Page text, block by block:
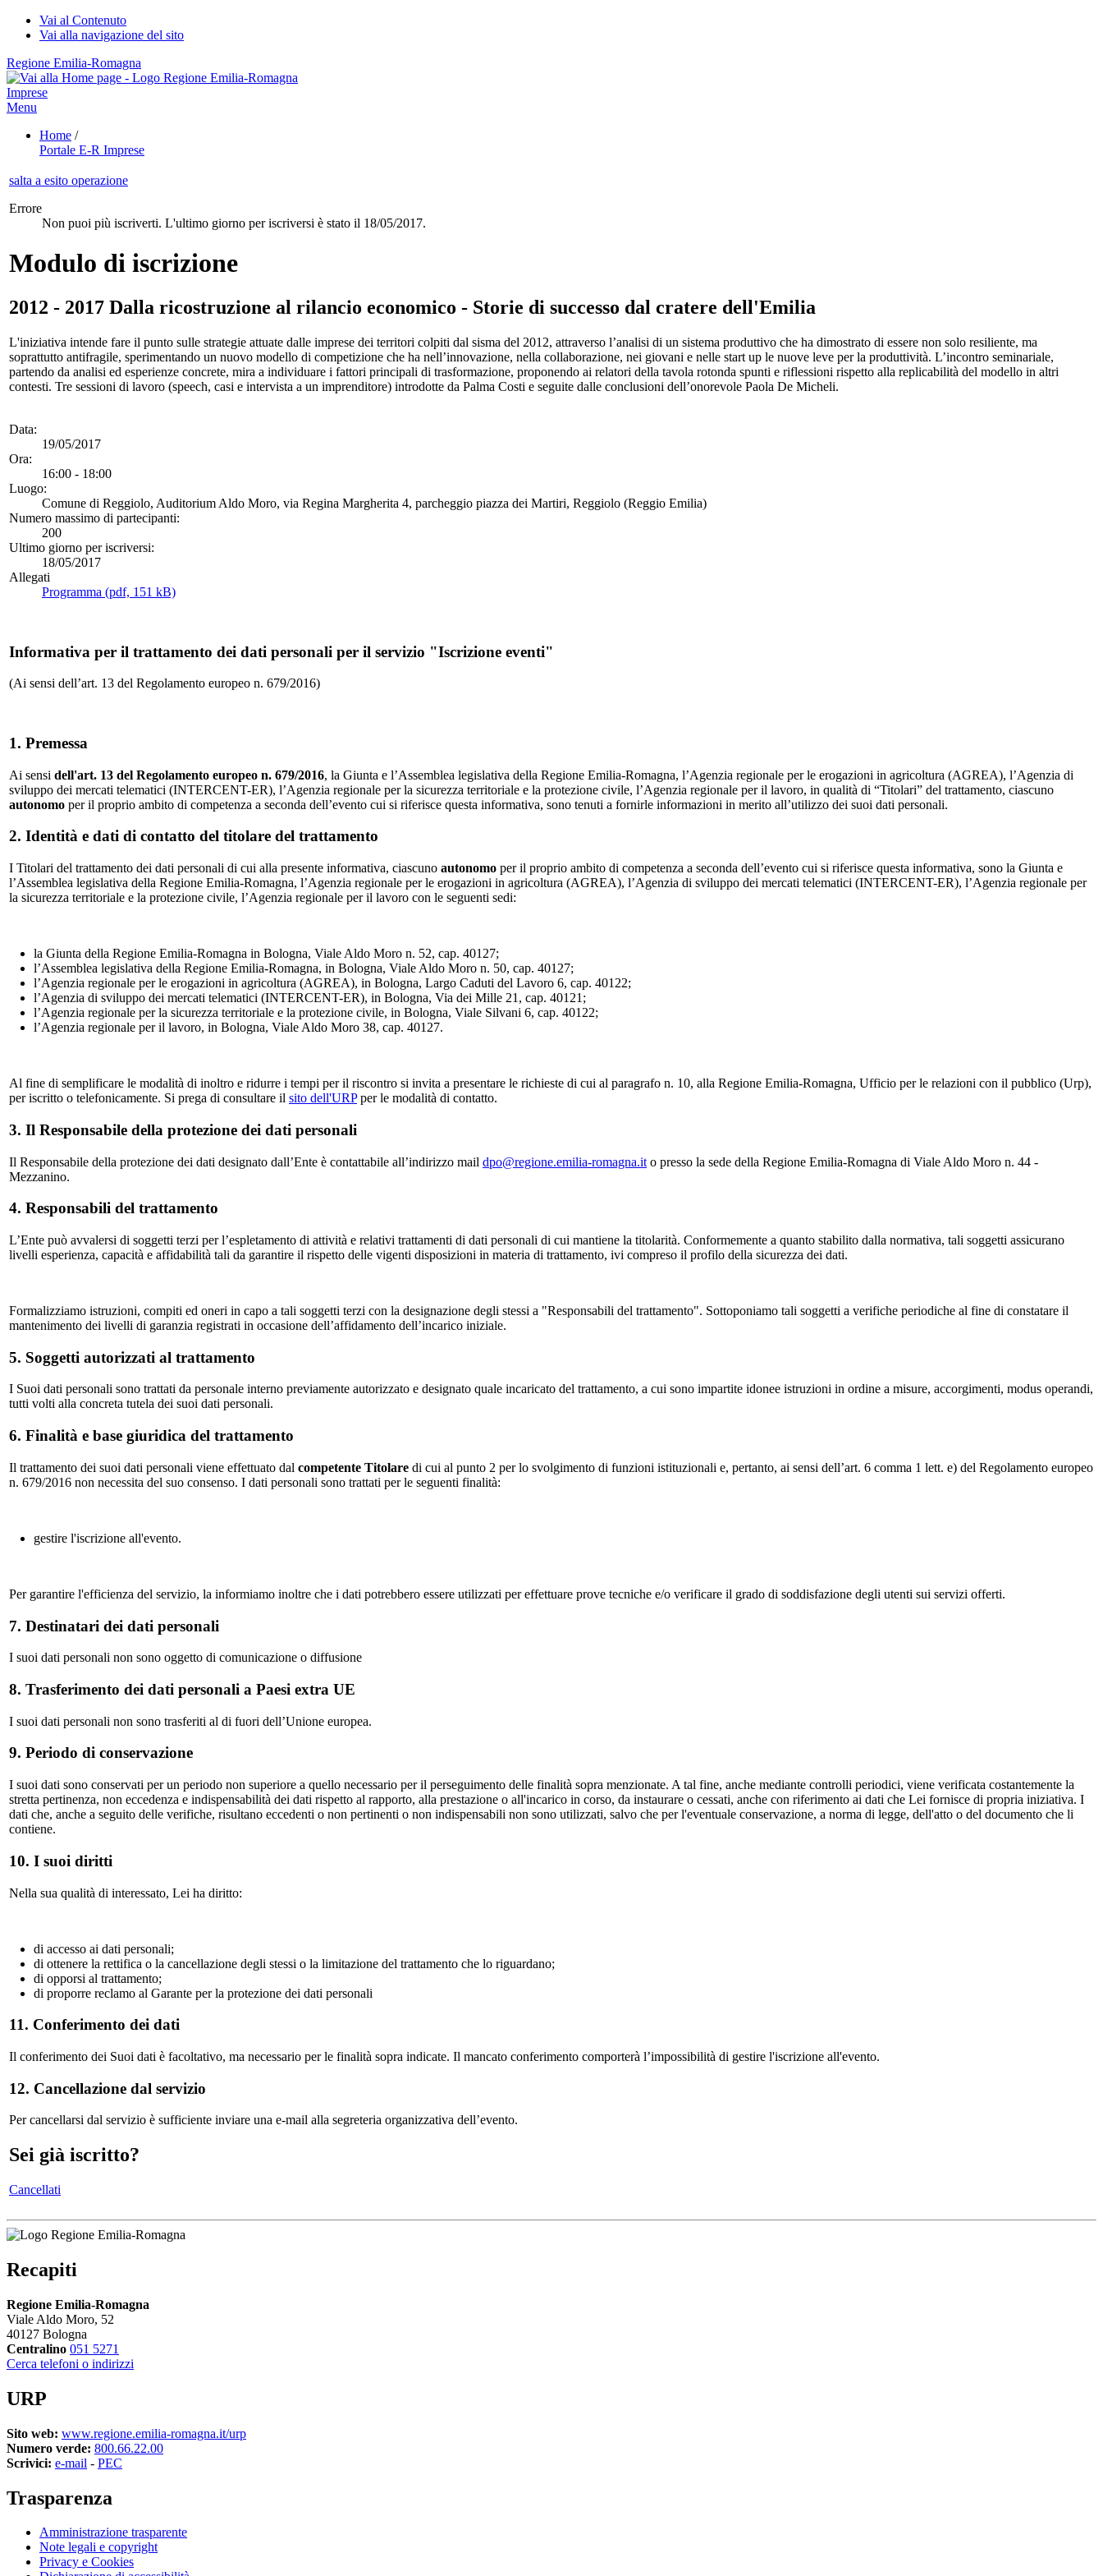
Vai al Contenuto
Vai alla navigazione del sito
Regione Emilia-Romagna
Imprese
Menu
Home /
Portale E-R Imprese
salta a esito operazione
Errore
Non puoi più iscriverti. L'ultimo giorno per iscriversi è stato il 18/05/2017.
Modulo di iscrizione
2012 - 2017 Dalla ricostruzione al rilancio economico - Storie di successo dal cratere dell'Emilia
L'iniziativa intende fare il punto sulle strategie attuate dalle imprese dei territori colpiti dal sisma del 2012, attraverso l’analisi di un sistema produttivo che ha dimostrato di essere non solo resiliente, ma
soprattutto antifragile, sperimentando un nuovo modello di competizione che ha nell’innovazione, nella collaborazione, nei giovani e nelle start up le nuove leve per la produttività. L’incontro seminariale,
partendo da analisi ed esperienze concrete, mira a individuare i fattori principali di trasformazione, proponendo ai relatori della tavola rotonda spunti e riflessioni rispetto alla replicabilità del modello in altri
contesti. Tre sessioni di lavoro (speech, casi e intervista a un imprenditore) introdotte da Palma Costi e seguite dalle conclusioni dell’onorevole Paola De Micheli.
Data:
19/05/2017
Ora:
16:00 - 18:00
Luogo:
Comune di Reggiolo, Auditorium Aldo Moro, via Regina Margherita 4, parcheggio piazza dei Martiri, Reggiolo (Reggio Emilia)
Numero massimo di partecipanti:
200
Ultimo giorno per iscriversi:
18/05/2017
Allegati
Programma (pdf, 151 kB)
Informativa per il trattamento dei dati personali per il servizio "Iscrizione eventi"
(Ai sensi dell’art. 13 del Regolamento europeo n. 679/2016)
1. Premessa
Ai sensi dell'art. 13 del Regolamento europeo n. 679/2016, la Giunta e l’Assemblea legislativa della Regione Emilia-Romagna, l’Agenzia regionale per le erogazioni in agricoltura (AGREA), l’Agenzia di
sviluppo dei mercati telematici (INTERCENT-ER), l’Agenzia regionale per la sicurezza territoriale e la protezione civile, l’Agenzia regionale per il lavoro, in qualità di “Titolari” del trattamento, ciascuno
autonomo per il proprio ambito di competenza a seconda dell’evento cui si riferisce questa informativa, sono tenuti a fornirle informazioni in merito all’utilizzo dei suoi dati personali.
2. Identità e dati di contatto del titolare del trattamento
I Titolari del trattamento dei dati personali di cui alla presente informativa, ciascuno autonomo per il proprio ambito di competenza a seconda dell’evento cui si riferisce questa informativa, sono la Giunta e
l’Assemblea legislativa della Regione Emilia-Romagna, l’Agenzia regionale per le erogazioni in agricoltura (AGREA), l’Agenzia di sviluppo dei mercati telematici (INTERCENT-ER), l’Agenzia regionale per
la sicurezza territoriale e la protezione civile, l’Agenzia regionale per il lavoro con le seguenti sedi:
la Giunta della Regione Emilia-Romagna in Bologna, Viale Aldo Moro n. 52, cap. 40127;
l’Assemblea legislativa della Regione Emilia-Romagna, in Bologna, Viale Aldo Moro n. 50, cap. 40127;
l’Agenzia regionale per le erogazioni in agricoltura (AGREA), in Bologna, Largo Caduti del Lavoro 6, cap. 40122;
l’Agenzia di sviluppo dei mercati telematici (INTERCENT-ER), in Bologna, Via dei Mille 21, cap. 40121;
l’Agenzia regionale per la sicurezza territoriale e la protezione civile, in Bologna, Viale Silvani 6, cap. 40122;
l’Agenzia regionale per il lavoro, in Bologna, Viale Aldo Moro 38, cap. 40127.
Al fine di semplificare le modalità di inoltro e ridurre i tempi per il riscontro si invita a presentare le richieste di cui al paragrafo n. 10, alla Regione Emilia-Romagna, Ufficio per le relazioni con il pubblico (Urp),
per iscritto o telefonicamente. Si prega di consultare il sito dell'URPper le modalità di contatto.
3. Il Responsabile della protezione dei dati personali
Il Responsabile della protezione dei dati designato dall’Ente è contattabile all’indirizzo mail dpo@regione.emilia-romagna.it o presso la sede della Regione Emilia-Romagna di Viale Aldo Moro n. 44 -
Mezzanino.
4. Responsabili del trattamento
L’Ente può avvalersi di soggetti terzi per l’espletamento di attività e relativi trattamenti di dati personali di cui mantiene la titolarità. Conformemente a quanto stabilito dalla normativa, tali soggetti assicurano
livelli esperienza, capacità e affidabilità tali da garantire il rispetto delle vigenti disposizioni in materia di trattamento, ivi compreso il profilo della sicurezza dei dati.
Formalizziamo istruzioni, compiti ed oneri in capo a tali soggetti terzi con la designazione degli stessi a "Responsabili del trattamento". Sottoponiamo tali soggetti a verifiche periodiche al fine di constatare il
mantenimento dei livelli di garanzia registrati in occasione dell’affidamento dell’incarico iniziale.
5. Soggetti autorizzati al trattamento
I Suoi dati personali sono trattati da personale interno previamente autorizzato e designato quale incaricato del trattamento, a cui sono impartite idonee istruzioni in ordine a misure, accorgimenti, modus operandi,
tutti volti alla concreta tutela dei suoi dati personali.
6. Finalità e base giuridica del trattamento
Il trattamento dei suoi dati personali viene effettuato dal competente Titolare di cui al punto 2 per lo svolgimento di funzioni istituzionali e, pertanto, ai sensi dell’art. 6 comma 1 lett. e) del Regolamento europeo
n. 679/2016 non necessita del suo consenso. I dati personali sono trattati per le seguenti finalità:
gestire l'iscrizione all'evento.
Per garantire l'efficienza del servizio, la informiamo inoltre che i dati potrebbero essere utilizzati per effettuare prove tecniche e/o verificare il grado di soddisfazione degli utenti sui servizi offerti.
7. Destinatari dei dati personali
I suoi dati personali non sono oggetto di comunicazione o diffusione
8. Trasferimento dei dati personali a Paesi extra UE
I suoi dati personali non sono trasferiti al di fuori dell’Unione europea.
9. Periodo di conservazione
I suoi dati sono conservati per un periodo non superiore a quello necessario per il perseguimento delle finalità sopra menzionate. A tal fine, anche mediante controlli periodici, viene verificata costantemente la
stretta pertinenza, non eccedenza e indispensabilità dei dati rispetto al rapporto, alla prestazione o all'incarico in corso, da instaurare o cessati, anche con riferimento ai dati che Lei fornisce di propria iniziativa. I
dati che, anche a seguito delle verifiche, risultano eccedenti o non pertinenti o non indispensabili non sono utilizzati, salvo che per l'eventuale conservazione, a norma di legge, dell'atto o del documento che li
contiene.
10. I suoi diritti
Nella sua qualità di interessato, Lei ha diritto:
di accesso ai dati personali;
di ottenere la rettifica o la cancellazione degli stessi o la limitazione del trattamento che lo riguardano;
di opporsi al trattamento;
di proporre reclamo al Garante per la protezione dei dati personali
11. Conferimento dei dati
Il conferimento dei Suoi dati è facoltativo, ma necessario per le finalità sopra indicate. Il mancato conferimento comporterà l’impossibilità di gestire l'iscrizione all'evento.
12. Cancellazione dal servizio
Per cancellarsi dal servizio è sufficiente inviare una e-mail alla segreteria organizzativa dell’evento.
Sei già iscritto?
Cancellati
Recapiti
Regione Emilia-Romagna
Viale Aldo Moro, 52
40127 Bologna
Centralino 051 5271
Cerca telefoni o indirizzi
URP
Sito web: www.regione.emilia-romagna.it/urp
Numero verde: 800.66.22.00
Scrivici: e-mail - PEC
Trasparenza
Amministrazione trasparente
Note legali e copyright
Privacy e Cookies